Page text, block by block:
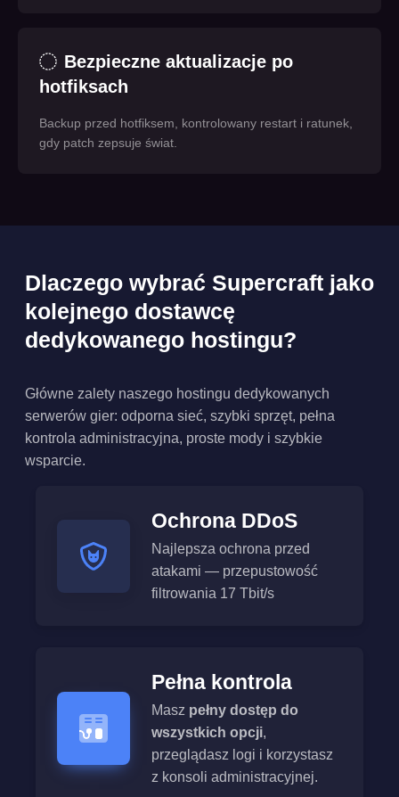
Bezpieczne aktualizacje po
hotfiksach
Backup przed hotfiksem, kontrolowany restart i ratunek,
gdy patch zepsuje świat.
Dlaczego wybrać Supercraft jako
kolejnego dostawcę
dedykowanego hostingu?
Główne zalety naszego hostingu dedykowanych
serwerów gier: odporna sieć, szybki sprzęt, pełna
kontrola administracyjna, proste mody i szybkie
wsparcie.
Ochrona DDoS
Najlepsza ochrona przed
atakami — przepustowość
filtrowania 17 Tbit/s
Pełna kontrola
Masz pełny dostęp do
wszystkich opcji,
przeglądasz logi i korzystasz
z konsoli administracyjnej.